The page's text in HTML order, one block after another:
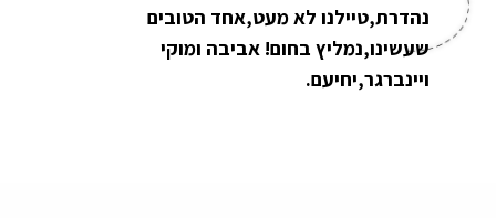
נהדרת,טיילנו לא מעט,אחד הטובים
שעשינו,נמליץ בחום! אביבה ומוקי
ויינברגר,יחיעם.